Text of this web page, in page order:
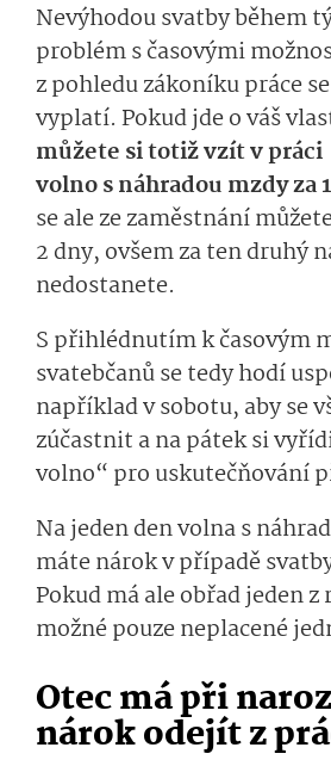
Nevýhodou svatby během
problém s časovými
z pohledu zákoníku práce
vyplatí. Pokud jde o váš
můžete si totiž vzít v práci
volnos náhradou mzdy za1
se ale ze zaměstnání
2 dny, ovšem za ten druhý
nedostanete.
S přihlédnutím k časovým
svatebčanů se tedy hodí
například v sobotu, aby se
zúčastnit anapáteksi
volno“ pro uskutečňování
Na jeden den volna s náhr
máte nárok v případě
Pokud má ale obřad jedenz
možné pouze neplacené
Otec má při
nárok odejít z